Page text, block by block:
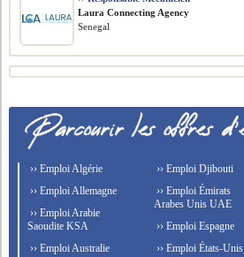
Laura Connecting Agency
Senegal
›› Emploi Algérie
›› Emploi Allemagne
›› Emploi Arabie
Saoudite KSA
›› Emploi Australie
›› Emploi Djibouti
›› Emploi Émirats
Arabes Unis UAE
›› Emploi Espagne
›› Emploi États-Unis